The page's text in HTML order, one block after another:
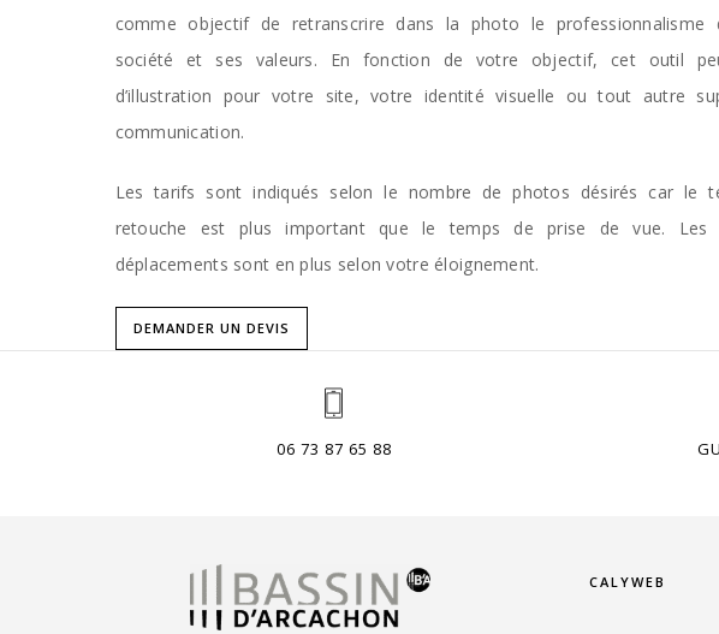
comme objectif de retranscrire dans la photo le professionnalisme
société et ses valeurs. En fonction de votre objectif, cet outil
d’illustration pour votre site, votre identité visuelle ou tout autre
communication.
Les tarifs sont indiqués selon le nombre de photos désirés car le
retouche est plus important que le temps de prise de vue. Les
déplacements sont en plus selon votre éloignement.
DEMANDER UN DEVIS
06 73 87 65 88
CALYWEB